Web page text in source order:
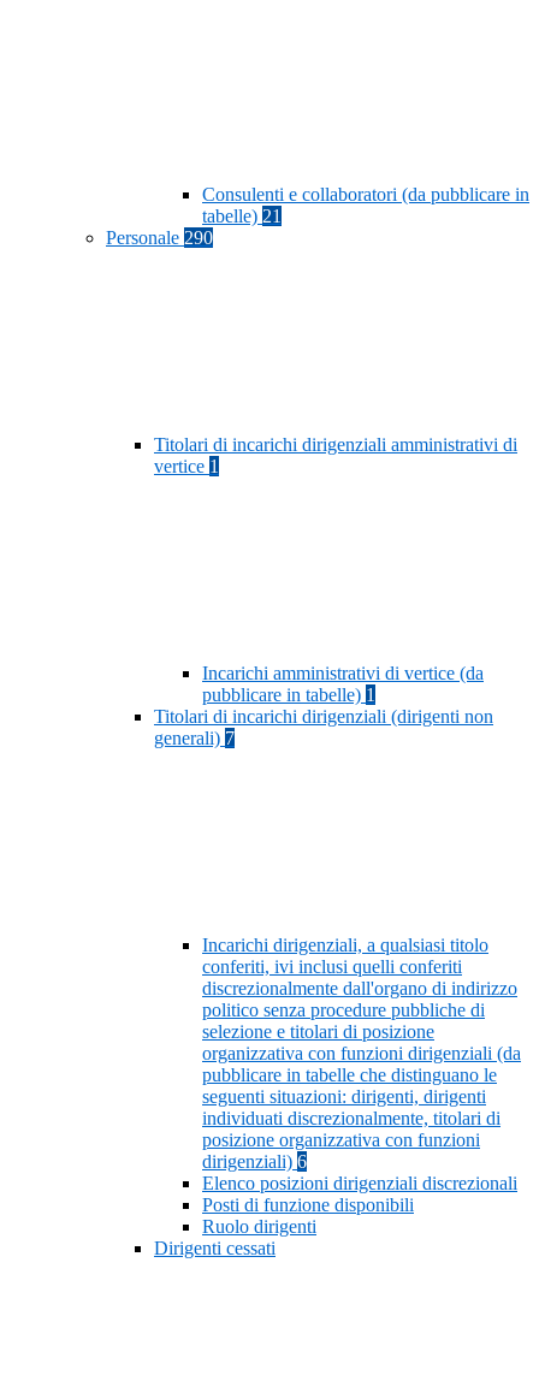
Consulenti e collaboratori (da pubblicare in
tabelle) 21
Personale 290
Titolari di incarichi dirigenziali amministrativi di
vertice 1
Incarichi amministrativi di vertice (da
pubblicare in tabelle) 1
Titolari di incarichi dirigenziali (dirigenti non
generali) 7
Incarichi dirigenziali, a qualsiasi titolo
conferiti, ivi inclusi quelli conferiti
discrezionalmente dall'organo di indirizzo
politico senza procedure pubbliche di
selezione e titolari di posizione
organizzativa con funzioni dirigenziali (da
pubblicare in tabelle che distinguano le
seguenti situazioni: dirigenti, dirigenti
individuati discrezionalmente, titolari di
posizione organizzativa con funzioni
dirigenziali) 6
Elenco posizioni dirigenziali discrezionali
Posti di funzione disponibili
Ruolo dirigenti
Dirigenti cessati